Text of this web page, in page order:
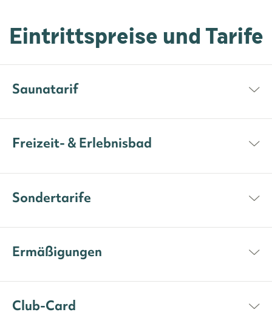
Eintrittspreise und Tarife
Saunatarif
Freizeit- & Erlebnisbad
Sondertarife
Ermäßigungen
Club-Card